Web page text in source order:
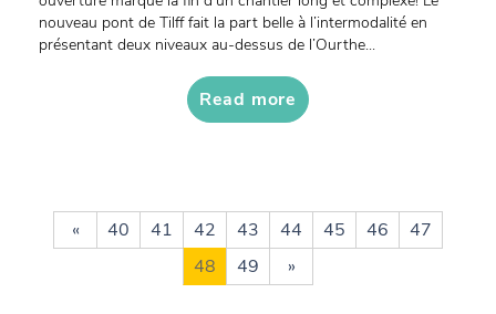
nouveau pont de Tilff fait la part belle à l’intermodalité en
présentant deux niveaux au-dessus de l’Ourthe...
Read more
« 40 41 42 43 44 45 46
47
48
49 »